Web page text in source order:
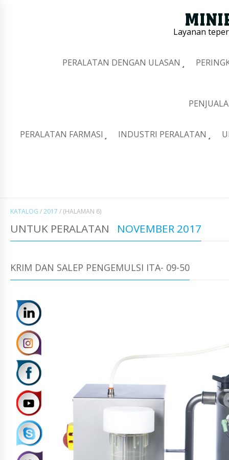
Layanan
PERALATAN DENGAN ULASAN
PERALATAN FARMASI INDUSTRI PERALATAN
KATALOG /2017 / (HALAMAN 6)
UNTUK PERALATAN NOVEMBER 2017
KRIM DAN SALEP PENGEMULSI ITA- 09-50